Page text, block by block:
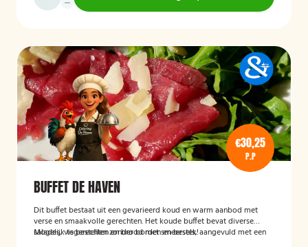
€30,25
P.P
BUFFET DE HAVEN
Dit buffet bestaat uit een gevarieerd koud en warm aanbod met
verse en smaakvolle gerechten. Het koude buffet bevat diverse
salades, visgerechten en brood met smeersels, aangevuld met een
Mogelijk te bestellen zonder borden en bestek!